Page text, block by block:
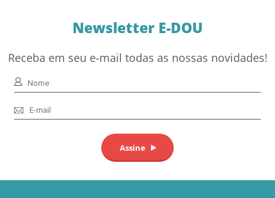
Newsletter E-DOU
Receba em seu e-mail todas as nossas novidades!